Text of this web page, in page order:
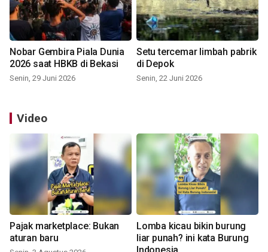
Nobar Gembira Piala Dunia
2026 saat HBKB di Bekasi
Senin, 29 Juni 2026
Setu tercemar limbah pabrik
di Depok
Senin, 22 Juni 2026
Video
Pajak marketplace: Bukan
aturan baru
Lomba kicau bikin burung
liar punah? ini kata Burung